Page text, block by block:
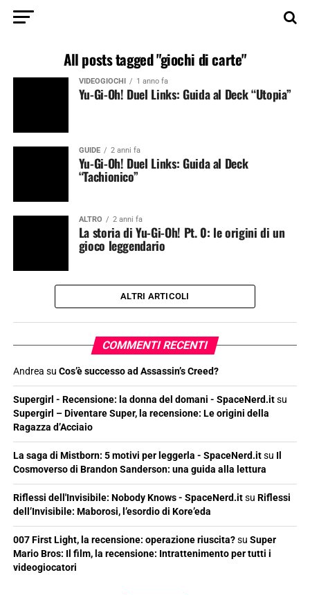
All posts tagged "giochi di carte"
VIDEOGIOCHI 1 anno fa
Yu-Gi-Oh! Duel Links: Guida al Deck “Utopia”
GUIDE 2 anni fa
Yu-Gi-Oh! Duel Links: Guida al Deck
“Tachionico”
ALTRO 2 anni fa
La storia di Yu-Gi-Oh! Pt. 0: le origini di un
gioco leggendario
ALTRI ARTICOLI
COMMENTI RECENTI
Andrea su Cos’è successo ad Assassin’s Creed?
Supergirl - Recensione: la donna del domani - SpaceNerd.itsu
Supergirl – Diventare Super, la recensione: Le origini della
Ragazza d’Acciaio
La saga di Mistborn: 5 motivi per leggerla - SpaceNerd.itsu Il
Cosmoverso di Brandon Sanderson: una guida alla lettura
Riflessi dell'Invisibile: Nobody Knows - SpaceNerd.itsu Riflessi
dell’Invisibile: Maborosi, l’esordio di Kore’eda
007 First Light, la recensione: operazione riuscita?su Super
Mario Bros: Il film, la recensione: Intrattenimento per tutti i
videogiocatori